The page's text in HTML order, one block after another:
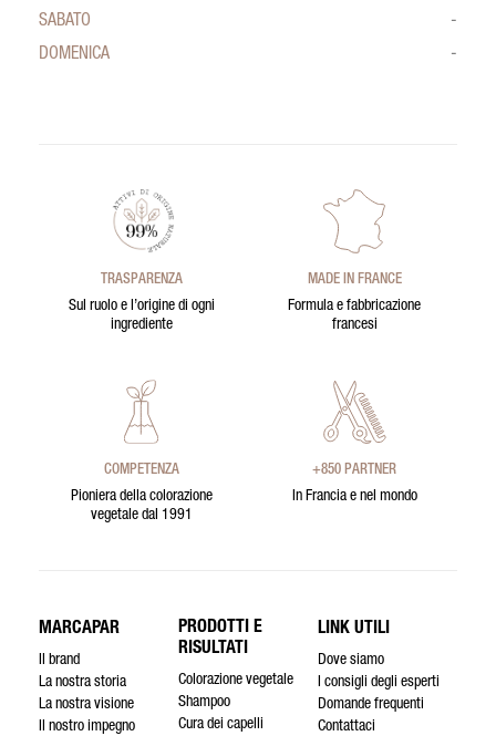
SABATO
-
DOMENICA
-
TRASPARENZA
Sul ruolo e l’origine di ogni
ingrediente
MADE IN FRANCE
Formula e fabbricazione
francesi
COMPETENZA
Pioniera della colorazione
vegetale dal 1991
+850 PARTNER
In Francia e nel mondo
MARCAPAR
Il brand
La nostra storia
La nostra visione
Il nostro impegno
PRODOTTI E
RISULTATI
Colorazione vegetale
Shampoo
Cura dei capelli
LINK UTILI
Dove siamo
I consigli degli esperti
Domande frequenti
Contattaci